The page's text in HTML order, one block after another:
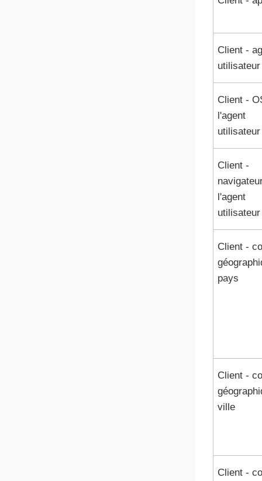
Client -
Client -
l'agent
utilisateur
Client -
l'agent
utilisateur
Client -
pays
Client -
ville
Client -